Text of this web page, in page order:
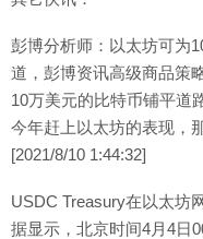
彭博分析师：以太坊可为
道，彭博资讯高级商品策
10万美元的比特币铺平道
今年赶上以太坊的表现，
[2021/8/10 1:44:32]
USDC Treasury在以太坊
据显示，北京时间4月4日